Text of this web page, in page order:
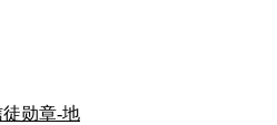
勋章-地